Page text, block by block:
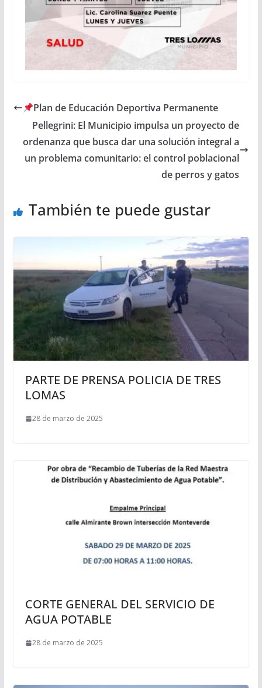
Plan de Educación Deportiva Permanente
Pellegrini: El Municipio impulsa un proyecto de
ordenanza que busca dar una solución integral a
un problema comunitario: el control poblacional
de perros y gatos
También te puede gustar
PARTE DE PRENSA POLICIA DE TRES
LOMAS
28 de marzo de 2025
CORTE GENERAL DEL SERVICIO DE
AGUA POTABLE
28 de marzo de 2025